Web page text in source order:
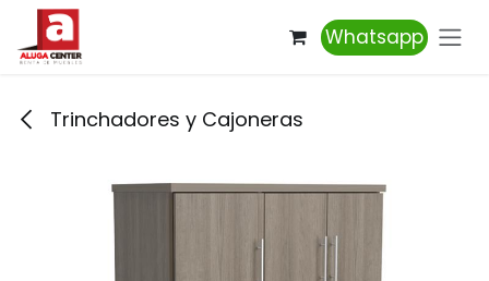
Ir al contenido
Whatsapp
Trinchadores y Cajoneras